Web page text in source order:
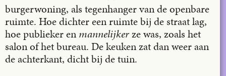
burgerwoning, als tegenhanger van de openbare
ruimte. Hoe dichter een ruimte bij de straat lag,
hoe publieker en mannelijkerze was, zoals het
salon of het bureau. De keuken zat dan weer aan
de achterkant, dicht bij de tuin.